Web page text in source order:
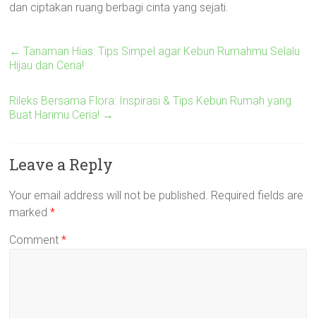
dan ciptakan ruang berbagi cinta yang sejati.
← Tanaman Hias: Tips Simpel agar Kebun Rumahmu Selalu
Hijau dan Ceria!
Rileks Bersama Flora: Inspirasi & Tips Kebun Rumah yang
Buat Harimu Ceria! →
Leave a Reply
Your email address will not be published. Required fields are
marked*
Comment*